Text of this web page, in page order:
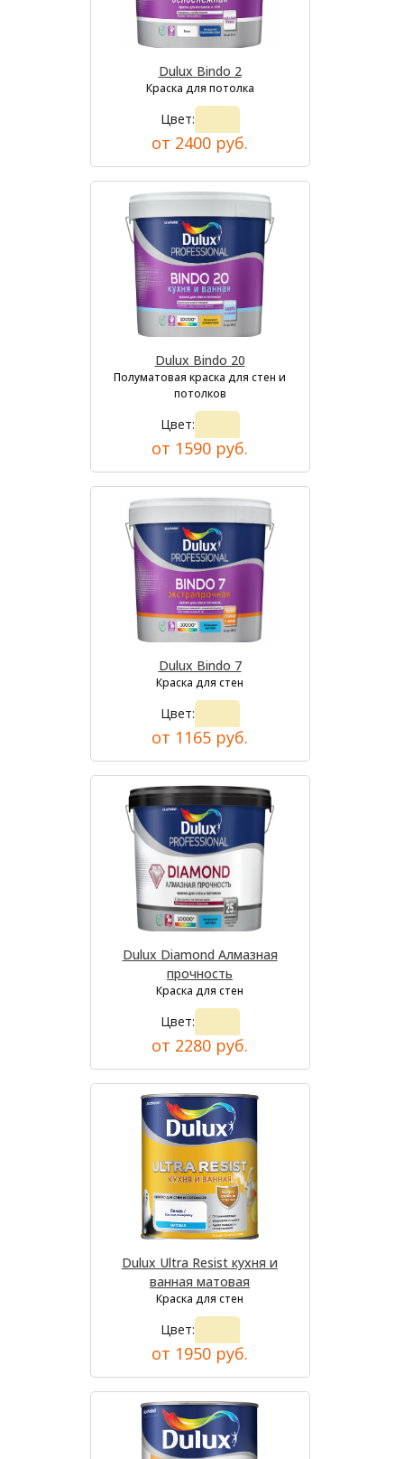
Dulux Bindo 2
Краска для потолка
Цвет:
от 2400 руб.
Dulux Bindo 20
Полуматовая краска для стен и
потолков
Цвет:
от 1590 руб.
Dulux Bindo 7
Краска для стен
Цвет:
от 1165 руб.
Dulux Diamond Алмазная
прочность
Краска для стен
Цвет:
от 2280 руб.
Dulux Ultra Resist кухня и
ванная матовая
Краска для стен
Цвет:
от 1950 руб.